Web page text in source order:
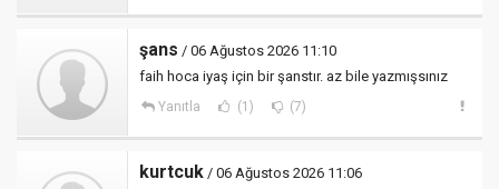
şans / 06 Ağustos 2026 11:10
faih hoca iyaş için bir şanstır. az bile yazmışsınız
Yanıtla (1) (7)
kurtcuk / 06 Ağustos 2026 11:06